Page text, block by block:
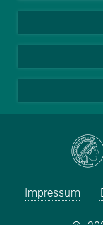
Impressum